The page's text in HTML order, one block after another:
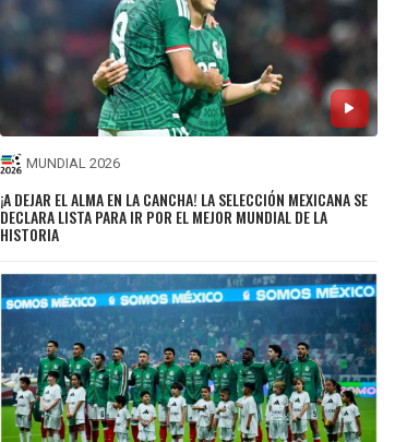
MUNDIAL 2026
¡A DEJAR EL ALMA EN LA CANCHA! LA SELECCIÓN MEXICANA SE
DECLARA LISTA PARA IR POR EL MEJOR MUNDIAL DE LA
HISTORIA